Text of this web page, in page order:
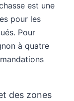
est une
pour les
Pour
à quatre
des zones